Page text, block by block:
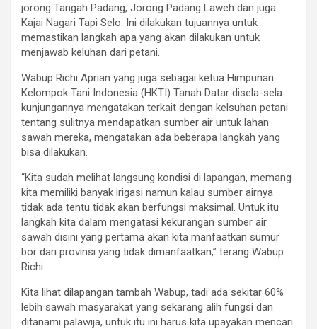
jorong Tangah Padang, Jorong Padang Laweh dan juga
Kajai Nagari Tapi Selo. Ini dilakukan tujuannya untuk
memastikan langkah apa yang akan dilakukan untuk
menjawab keluhan dari petani.
Wabup Richi Aprian yang juga sebagai ketua Himpunan
Kelompok Tani Indonesia (HKTI) Tanah Datar disela-sela
kunjungannya mengatakan terkait dengan kelsuhan petani
tentang sulitnya mendapatkan sumber air untuk lahan
sawah mereka, mengatakan ada beberapa langkah yang
bisa dilakukan.
“Kita sudah melihat langsung kondisi di lapangan, memang
kita memiliki banyak irigasi namun kalau sumber airnya
tidak ada tentu tidak akan berfungsi maksimal. Untuk itu
langkah kita dalam mengatasi kekurangan sumber air
sawah disini yang pertama akan kita manfaatkan sumur
bor dari provinsi yang tidak dimanfaatkan,” terang Wabup
Richi.
Kita lihat dilapangan tambah Wabup, tadi ada sekitar 60%
lebih sawah masyarakat yang sekarang alih fungsi dan
ditanami palawija, untuk itu ini harus kita upayakan mencari